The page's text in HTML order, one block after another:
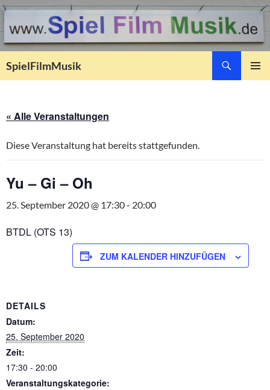
SpielFilmMusik
« Alle Veranstaltungen
Diese Veranstaltung hat bereits stattgefunden.
Yu – Gi – Oh
25. September 2020 @ 17:30- 20:00
BTDL (OTS 13)
ZUM KALENDER HINZUFÜGEN
DETAILS
Datum:
25. September 2020
Zeit:
17:30 - 20:00
Veranstaltungskategorie: